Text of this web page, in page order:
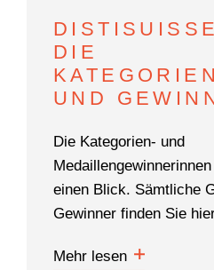
DIE
UND
Die Kategorien- und
einen Blick. Sämtliche
Gewinner finden Sie
Mehr lesen